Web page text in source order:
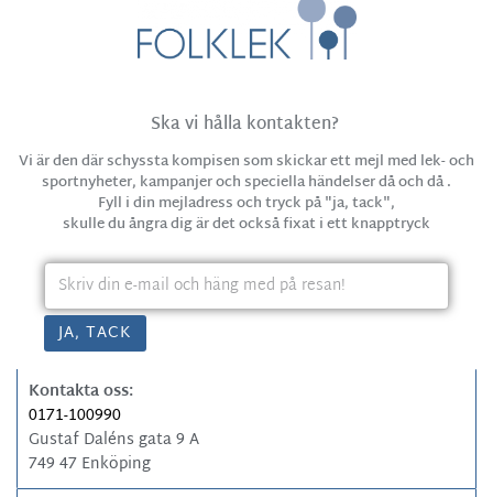
Ska vi hålla kontakten?
Vi är den där schyssta kompisen som skickar ett mejl med lek- och
sportnyheter, kampanjer och speciella händelser då och då .
Fyll i din mejladress och tryck på "ja, tack",
skulle du ångra dig är det också fixat i ett knapptryck
Kontakta oss:
0171-100990
Gustaf Daléns gata 9 A
749 47 Enköping